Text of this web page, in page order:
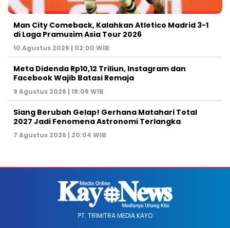
Man City Comeback, Kalahkan Atletico Madrid 3-1
di Laga Pramusim Asia Tour 2026
10 Agustus 2026 | 02:00 WIB
Meta Didenda Rp10,12 Triliun, Instagram dan
Facebook Wajib Batasi Remaja
9 Agustus 2026 | 18:08 WIB
Siang Berubah Gelap! Gerhana Matahari Total
2027 Jadi Fenomena Astronomi Terlangka
7 Agustus 2026 | 20:04 WIB
PT. TRIMITRA MEDIA KAYO